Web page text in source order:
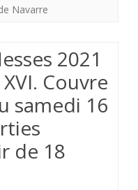
Navarre
2021
Couvre
samedi 16
de 18